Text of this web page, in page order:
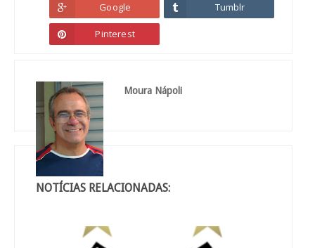
Google Tumblr
Pinterest
Moura Nápoli
NOTÍCIAS RELACIONADAS: